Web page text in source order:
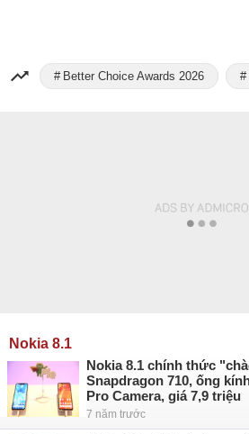
Better Choice Awards 2026
Nokia 8.1
Nokia 8.1 chính thức
Snapdragon 710, ống
Pro Camera, giá 7,9 triệu
7 năm trước